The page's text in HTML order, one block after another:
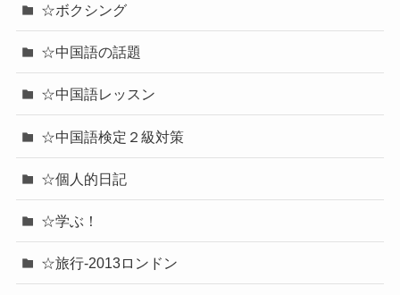
☆ボクシング
☆中国語の話題
☆中国語レッスン
☆中国語検定２級対策
☆個人的日記
☆学ぶ！
☆旅行-2013ロンドン